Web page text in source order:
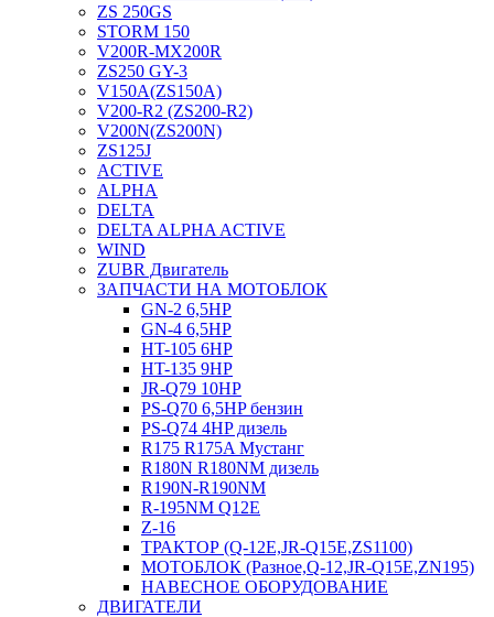
ZS 250GS
STORM 150
V200R-MX200R
ZS250 GY-3
V150A(ZS150A)
V200-R2 (ZS200-R2)
V200N(ZS200N)
ZS125J
ACTIVE
ALPHA
DELTA
DELTA ALPHA ACTIVE
WIND
ZUBR Двигатель
ЗАПЧАСТИ НА МОТОБЛОК
GN-2 6,5HP
GN-4 6,5HP
HT-105 6HP
HT-135 9HP
JR-Q79 10HP
PS-Q70 6,5HP бензин
PS-Q74 4HP дизель
R175 R175A Мустанг
R180N R180NM дизель
R190N-R190NM
R-195NM Q12E
Z-16
ТРАКТОР (Q-12E,JR-Q15E,ZS1100)
МОТОБЛОК (Разное,Q-12,JR-Q15E,ZN195)
НАВЕСНОЕ ОБОРУДОВАНИЕ
ДВИГАТЕЛИ